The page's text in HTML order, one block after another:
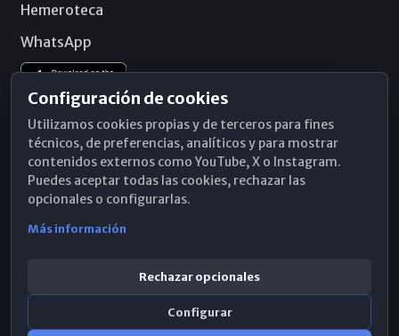
Hemeroteca
WhatsApp
Configuración de cookies
Utilizamos cookies propias y de terceros para fines
técnicos, de preferencias, analíticos y para mostrar
contenidos externos como YouTube, X o Instagram.
Puedes aceptar todas las cookies, rechazar las
opcionales o configurarlas.
Más información
Rechazar opcionales
Configurar